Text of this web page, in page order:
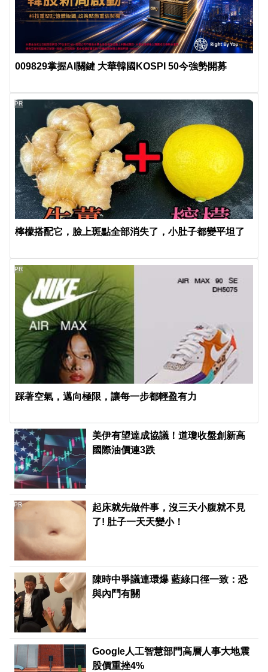
009829掌握AI關鍵 大華韓國KOSPI 50今強勢開募
檸檬搭配它，臉上斑點全部消失了，小肚子都變平坦了
PR
踩著空氣，邁向極限，讓每一步都輕盈有力
PR
美伊有望達成協議！道瓊收盤創新高
國際油價連3跌
起床就先做件事，沒三天小腹就不見
了! 肚子一天天變小！
PR
陳時中爭議連環爆 藍綠口徑一致：恐
與內鬥有關
Google人工智慧部門高層人事大地震
股價重挫4%